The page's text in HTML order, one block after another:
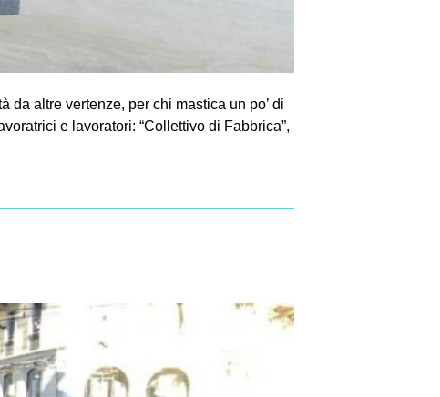
altre vertenze, per chi mastica un po’ di
e lavoratori: “Collettivo di Fabbrica”,